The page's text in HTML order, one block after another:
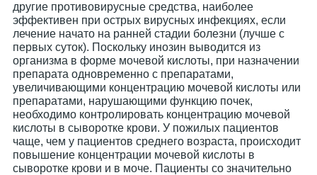
другие противовирусные средства, наиболее
эффективен при острых вирусных инфекциях, если
лечение начато на ранней стадии болезни (лучше с
первых суток). Поскольку инозин выводится из
организма в форме мочевой кислоты, при назначении
препарата одновременно с препаратами,
увеличивающими концентрацию мочевой кислоты или
препаратами, нарушающими функцию почек,
необходимо контролировать концентрацию мочевой
кислоты в сыворотке крови. У пожилых пациентов
чаще, чем у пациентов среднего возраста, происходит
повышение концентрации мочевой кислоты в
сыворотке крови и в моче. Пациенты со значительно